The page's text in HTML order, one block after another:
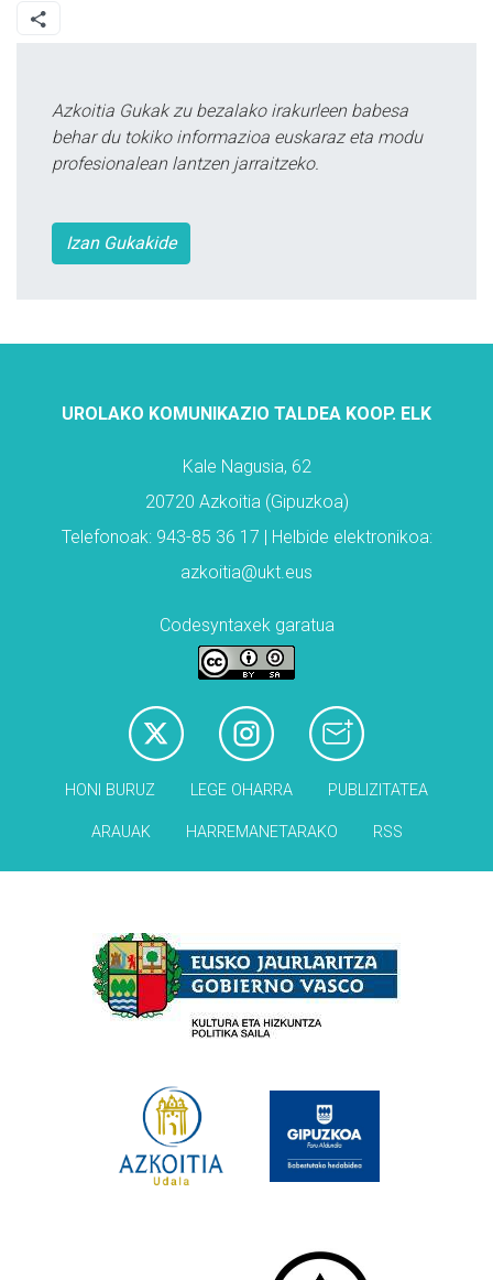
Azkoitia Gukak zu bezalako irakurleen babesa
behar du tokiko informazioa euskaraz eta modu
profesionalean lantzen jarraitzeko.
Izan Gukakide
UROLAKO KOMUNIKAZIO TALDEA KOOP. ELK
Kale Nagusia, 62
20720 Azkoitia (Gipuzkoa)
Telefonoak: 943-85 36 17 | Helbide elektronikoa:
azkoitia@ukt.eus
Codesyntaxek garatua
HONI BURUZ LEGE OHARRA PUBLIZITATEA
ARAUAK HARREMANETARAKO RSS